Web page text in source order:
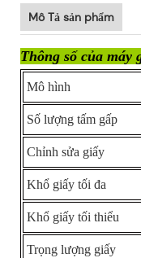
Mô Tả sản phẩm
Thông số của máy
Mô hình
Số lượng tấm gấp
Chỉnh sửa giấy
Khổ giấy tối đa
Khổ giấy tối thiểu
Trọng lượng giấy